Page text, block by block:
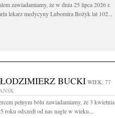
zawiadamiamy, że w dniu 25 lipca 2026 r.
lekarz medycyny Lubomira Bożyk lat 102...
BUCKI WIEK: 77
pełnym bólu zawiadamiamy, że 3 kwietnia
roku odszedł od nas nagle w wieku...